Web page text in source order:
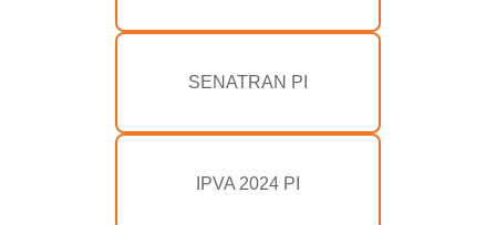
SENATRAN PI
IPVA 2024 PI